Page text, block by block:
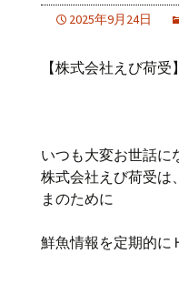
2025年9月24日
【株式会社えび荷
いつも大変お世話に
株式会社えび荷受は
まのために
鮮魚情報を定期的に